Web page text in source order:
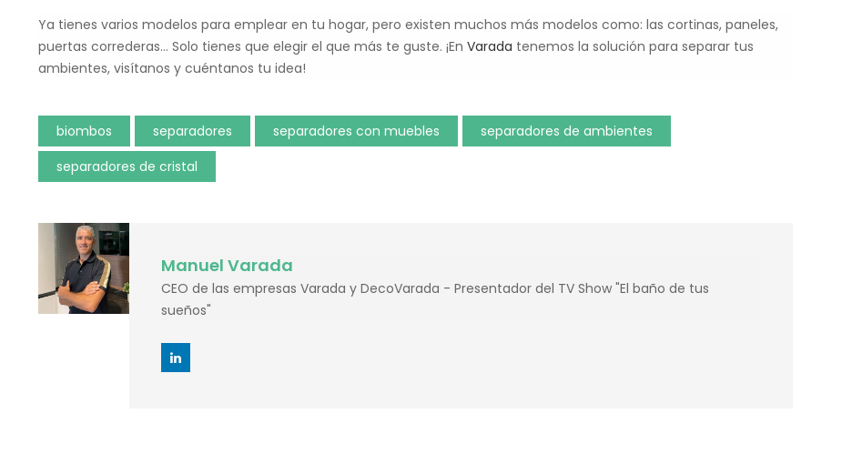
Ya tienes varios modelos para emplear en tu hogar, pero existen muchos más modelos como: las cortinas, paneles,
puertas correderas… Solo tienes que elegir el que más te guste. ¡En Varada tenemos la solución para separar tus
ambientes, visítanos y cuéntanos tu idea!
biombos separadores separadores con muebles
separadores de ambientes
separadores de cristal
Manuel Varada
CEO de las empresas Varada y DecoVarada - Presentador del TV Show "El baño de tus
sueños"